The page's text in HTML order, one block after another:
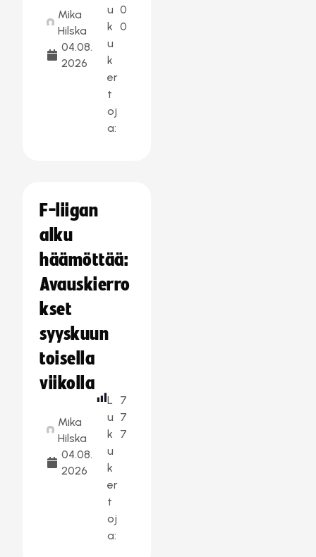
Mika
Hilska
04.08.
2026
u
k
u
k
er
t
oj
a:
0
0
F-liigan
alku
häämöttää:
Avauskierro
kset
syyskuun
toisella
viikolla
Mika
Hilska
04.08.
2026
L
u
k
u
k
er
t
oj
a:
7
7
7